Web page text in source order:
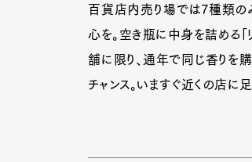
百貨店内売り場では7種類の
心を。空き瓶に中身を詰める「
舗に限り、通年で同じ香りを
チャンス。いますぐ近くの店に